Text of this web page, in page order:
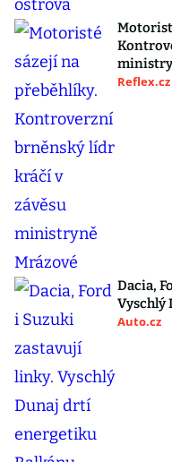
Reflex.cz
Dacia,
Vyschlý
Auto.cz